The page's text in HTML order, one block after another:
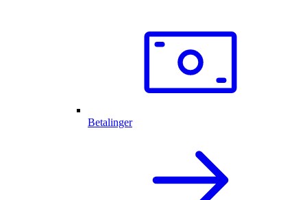
Betalinger